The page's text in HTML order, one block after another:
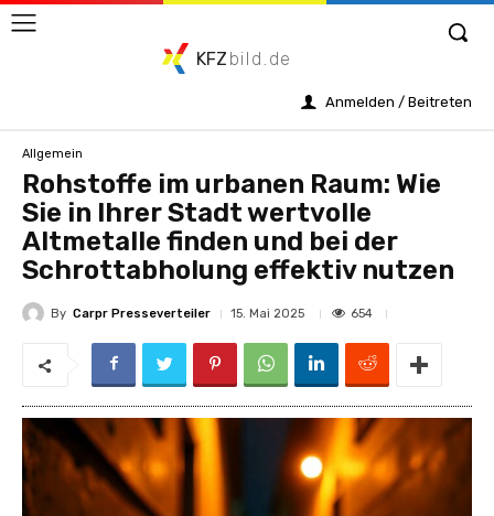
KFZ bild.de
Anmelden / Beitreten
Allgemein
Rohstoffe im urbanen Raum: Wie
Sie in Ihrer Stadt wertvolle
Altmetalle finden und bei der
Schrottabholung effektiv nutzen
By Carpr Presseverteiler 15. Mai 2025 654